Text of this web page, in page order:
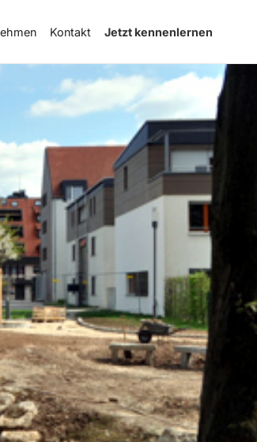
Kontakt Jetzt kennenlernen